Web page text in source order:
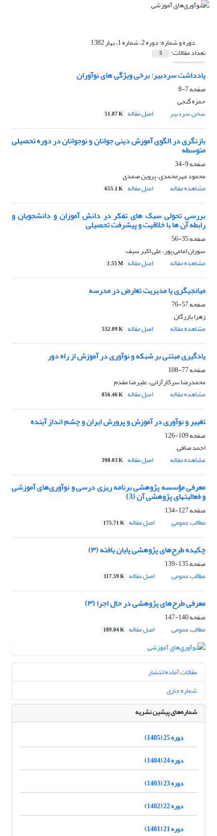
دوره و شماره:دوره 2، شماره 1، بهار 1382
تعداد مقالات: 5
یادداشت سردبیر: برخی ویژگی های نوآوران
صفحه7-8
حمزه گنجی
سخن سردبیر
اصل مقاله 51.87 K
بازنگری در الگوی آموزش دینی جوانان و نوجوانان در دوره تحصیلی
متوسطه
صفحه9-34
محمود مهرمحمدی، پروین صمدی
مشاهده مقاله
اصل مقاله 655.1 K
بررسی تحولی سبک های تفکر در دانش آموزان و دانشجویان و
رابطه آن ها با خلاقیت و پیشرفت تحصیلی
صفحه35-56
سوزان امامی پور، علی اکبر سیف
مشاهده مقاله
اصل مقاله 1.55 M
میانجیگری یا مدیریت تعارض در مدرسه
صفحه57-76
زهرا بازرگان
مشاهده مقاله
اصل مقاله 532.09 K
یادگیری مبتنی بر شبکه و نوآوری در آموزش از راه دور
صفحه77-108
محمدرضا سرکارآرانی، علیرضا مقدم
مشاهده مقاله
اصل مقاله 856.46 K
تغییر و نوآوری در آموزش و پرورش ایران و چشم انداز آینده
صفحه109-126
احمد صافی
مشاهده مقاله
اصل مقاله 398.03 K
معرفی مؤسسه پژوهشی برنامه ریزی درسی و نوآوری‌های آموزشی
و فعالیتهای پژوهشی آن (3)
صفحه127-134
مطالب عمومی
اصل مقاله 175.71 K
چکیده طرح‌های پژوهشی پایان یافته (۳)
صفحه135-139
مطالب عمومی
اصل مقاله 117.59 K
معرفی طرح‌های پژوهشی در حال اجرا (۳)
صفحه140-147
مطالب عمومی
اصل مقاله 189.04 K
مقالات آماده انتشار
شماره جاری
شماره‌های پیشین نشریه
دوره 25 (1405)
دوره 24 (1404)
دوره 23 (1403)
دوره 22 (1402)
دوره 21 (1401)